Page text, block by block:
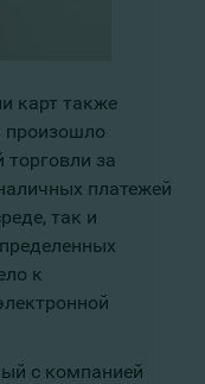
карт также
произошло
за
платежей
так и
к
с компанией